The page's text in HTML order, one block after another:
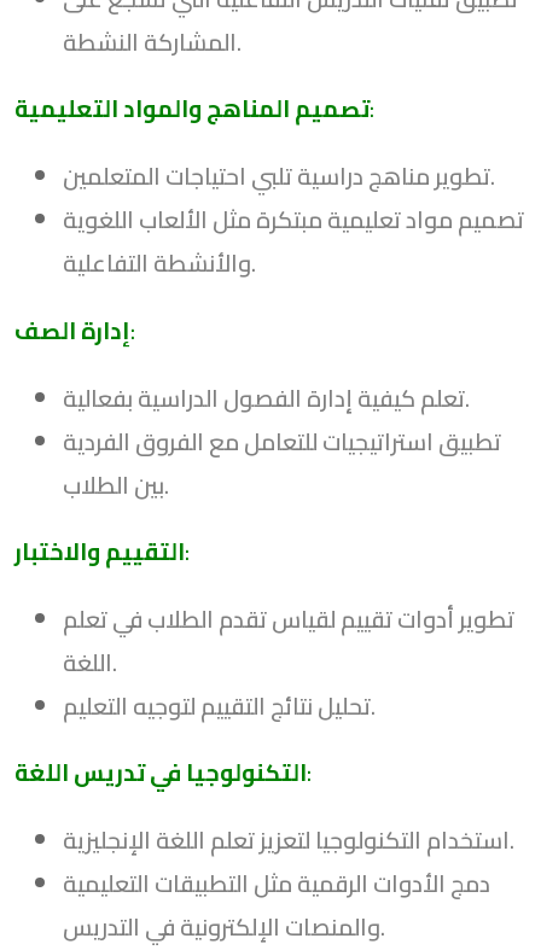
المشاركة النشطة.
تصميم المناهج والمواد التعليمية:
تطوير مناهج دراسية تلبي احتياجات المتعلمين.
تصميم مواد تعليمية مبتكرة مثل الألعاب اللغوية
والأنشطة التفاعلية.
إدارة الصف:
تعلم كيفية إدارة الفصول الدراسية بفعالية.
تطبيق استراتيجيات للتعامل مع الفروق الفردية
بين الطلاب.
التقييم والاختبار:
تطوير أدوات تقييم لقياس تقدم الطلاب في تعلم
اللغة.
تحليل نتائج التقييم لتوجيه التعليم.
التكنولوجيا في تدريس اللغة:
استخدام التكنولوجيا لتعزيز تعلم اللغة الإنجليزية.
دمج الأدوات الرقمية مثل التطبيقات التعليمية
والمنصات الإلكترونية في التدريس.